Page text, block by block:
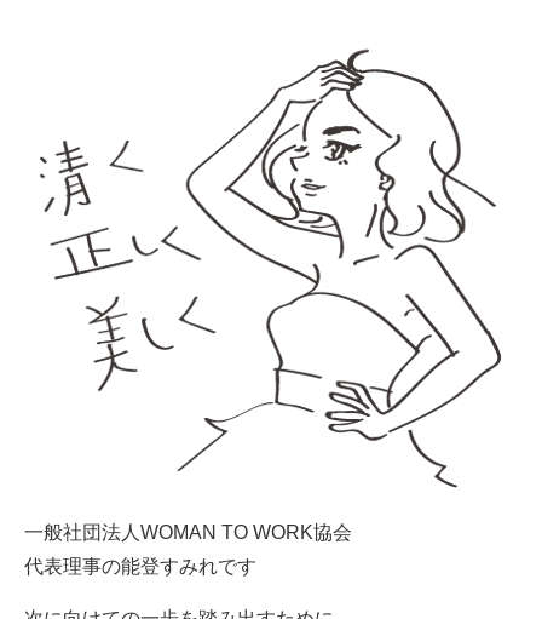
一般社団法人WOMAN TO WORK協会
代表理事の能登すみれです